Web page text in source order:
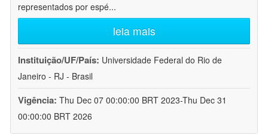
representados por espé...
leia mais
Instituição/UF/País: Universidade Federal do Rio de
Janeiro - RJ - Brasil
Vigência: Thu Dec 07 00:00:00 BRT 2023-Thu Dec 31
00:00:00 BRT 2026